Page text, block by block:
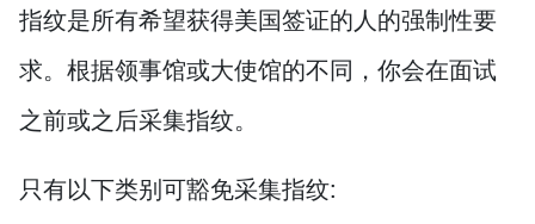
指纹是所有希望获得美国签证的人的强制性要
求。根据领事馆或大使馆的不同，你会在面试
之前或之后采集指纹。
只有以下类别可豁免采集指纹: